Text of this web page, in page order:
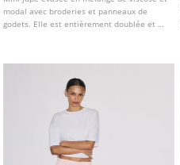
modal avec broderies et panneaux de
godets. Elle est entièrement doublée et se